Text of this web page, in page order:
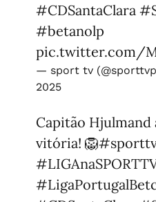
#CDSantaClara
#betanolp
pic.twitter.com/
— sport tv
2025
Capitão Hjulmand
vitória! 🦁